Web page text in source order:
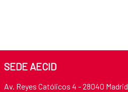
SEDE AECID
Av. Reyes Católicos 4 - 28040 Madrid